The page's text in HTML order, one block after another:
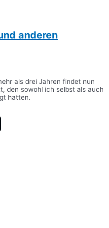
anderen
als drei Jahren findet nun
den sowohl ich selbst als auch
hatten.